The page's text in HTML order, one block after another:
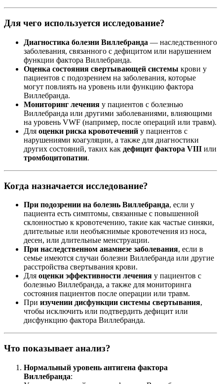
Для чего используется исследование?
Диагностика болезни Виллебранда — наследственного
заболевания, связанного с дефицитом или нарушением
функции фактора Виллебранда.
Оценка состояния свертывающей системы крови у
пациентов с подозрением на заболевания, которые
могут повлиять на уровень или функцию фактора
Виллебранда.
Мониторинг лечения у пациентов с болезнью
Виллебранда или другими заболеваниями, влияющими
на уровень VWF (например, после операций или травм).
Для оценки риска кровотечений у пациентов с
нарушениями коагуляции, а также для диагностики
других состояний, таких как дефицит фактора VIII или
тромбоцитопатии.
Когда назначается исследование?
При подозрении на болезнь Виллебранда, если у
пациента есть симптомы, связанные с повышенной
склонностью к кровотечению, такие как частые синяки,
длительные или необъяснимые кровотечения из носа,
десен, или длительные менструации.
При наследственном анамнезе заболевания, если в
семье имеются случаи болезни Виллебранда или другие
расстройства свертывания крови.
Для оценки эффективности лечения у пациентов с
болезнью Виллебранда, а также для мониторинга
состояния пациентов после операции или травм.
При изучении дисфункции системы свертывания,
чтобы исключить или подтвердить дефицит или
дисфункцию фактора Виллебранда.
Что показывает анализ?
Нормальный уровень антигена фактора
Виллебранда: